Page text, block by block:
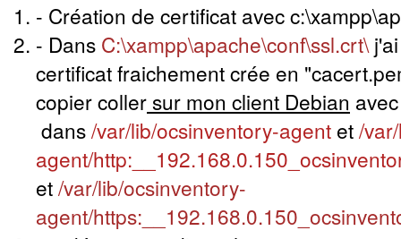
- Création de certificat avec
- Dans C:\xampp\apache\conf\ssl.crt\
certificat fraichement crée en
copier collersur mon client Debian
dans/var/lib/ocsinventory-agent et/
agent/
et/var/lib/ocsinventory-
agent/